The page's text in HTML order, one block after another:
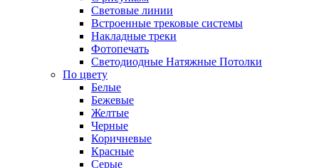
Световые линии
Встроенные трековые системы
Накладные треки
Фотопечать
Светодиодные Натяжные Потолки
По цвету
Белые
Бежевые
Желтые
Черные
Коричневые
Красные
Серые